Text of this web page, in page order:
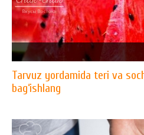
Tarvuz yordamida teri va
bag‘ishlang